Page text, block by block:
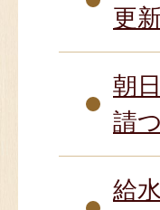
更
朝
請
給